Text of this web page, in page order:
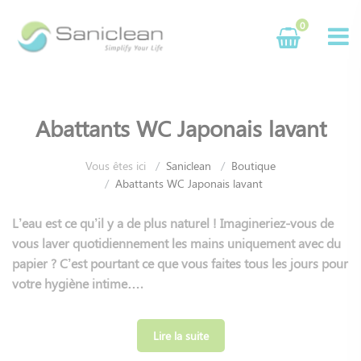
0
Abattants WC Japonais lavant
Vous êtes ici Saniclean
Boutique
Abattants WC Japonais lavant
L’eau est ce qu’il y a de plus naturel ! Imagineriez-vous de
vous laver quotidiennement les mains uniquement avec du
papier ? C’est pourtant ce que vous faites tous les jours pour
votre hygiène intime….
Depuis 2007, nous travaillons avec nos usines pour vous
offrir une large gamme d’abattants WC japonais qui
répondent à technologies innovantes, écologiques et
Lire la suite